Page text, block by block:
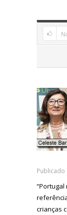
Publicado
crianças